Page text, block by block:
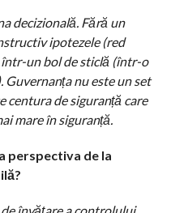
decizională. Fără un
ipotezele (red
un bol de sticlă (într-o
nu este un set
centura de siguranță care
mare în siguranță.
perspectiva de la